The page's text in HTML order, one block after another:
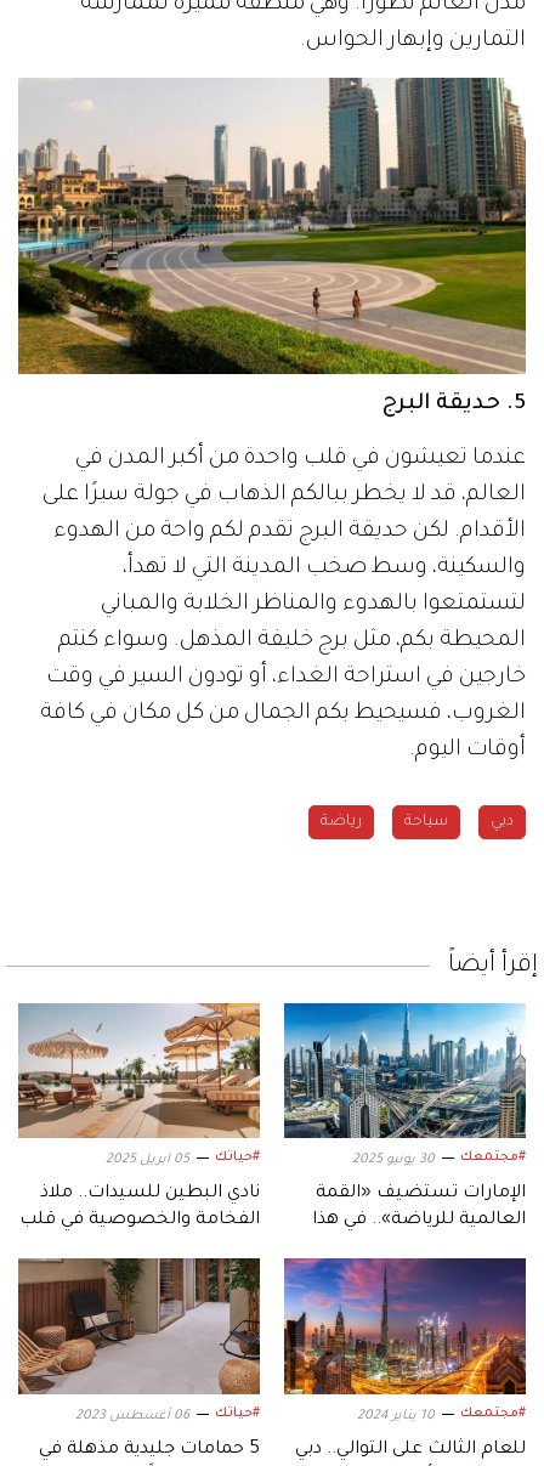
مدن العالم تطورًا. وهي منطقة مميزة لممارسة
التمارين وإبهار الحواس.
5. حديقة البرج
عندما تعيشون في قلب واحدة من أكبر المدن في
العالم، قد لا يخطر ببالكم الذهاب في جولة سيرًا على
الأقدام. لكن حديقة البرج تقدم لكم واحة من الهدوء
والسكينة، وسط صخب المدينة التي لا تهدأ،
لتستمتعوا بالهدوء والمناظر الخلابة والمباني
المحيطة بكم، مثل برج خليفة المذهل. وسواء كنتم
خارجين في استراحة الغداء، أو تودون السير في وقت
الغروب، فسيحيط بكم الجمال من كل مكان في كافة
أوقات اليوم.
دبي سياحة رياضة
إقرأ أيضاً
#مجتمعك 30 يونيو 2025
الإمارات تستضيف «القمة
العالمية للرياضة».. في هذا
#حياتك 05 ابريل 2025
نادي البطين للسيدات.. ملاذ
الفخامة والخصوصية في قلب
#مجتمعك 10 يناير 2024
للعام الثالث على التوالي.. دبي
#حياتك 06 أغسطس 2023
5 حمامات جليدية مذهلة في